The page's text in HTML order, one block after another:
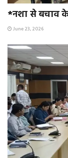
*नशा से बचाव
June 23, 2026